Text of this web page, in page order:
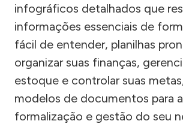
infográficos detalhados que
informações essenciais de
fácil de entender, planilhas
organizar suas finanças,
estoque e controlar suas
modelos de documentos para
formalização e gestão do seu